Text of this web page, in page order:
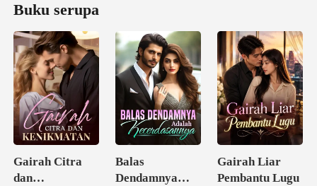
Buku serupa
Gairah Citra
dan
Balas
Dendamnya
Gairah Liar
Pembantu Lugu